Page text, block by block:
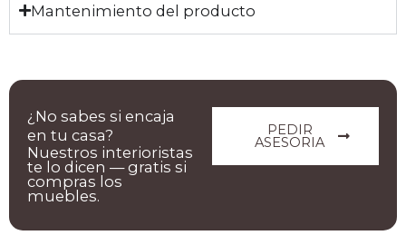
Mantenimiento del producto
PEDIR
ASESORIA
¿No sabes si encaja
en tu casa?
Nuestros interioristas
te lo dicen — gratis si
compras los
muebles.